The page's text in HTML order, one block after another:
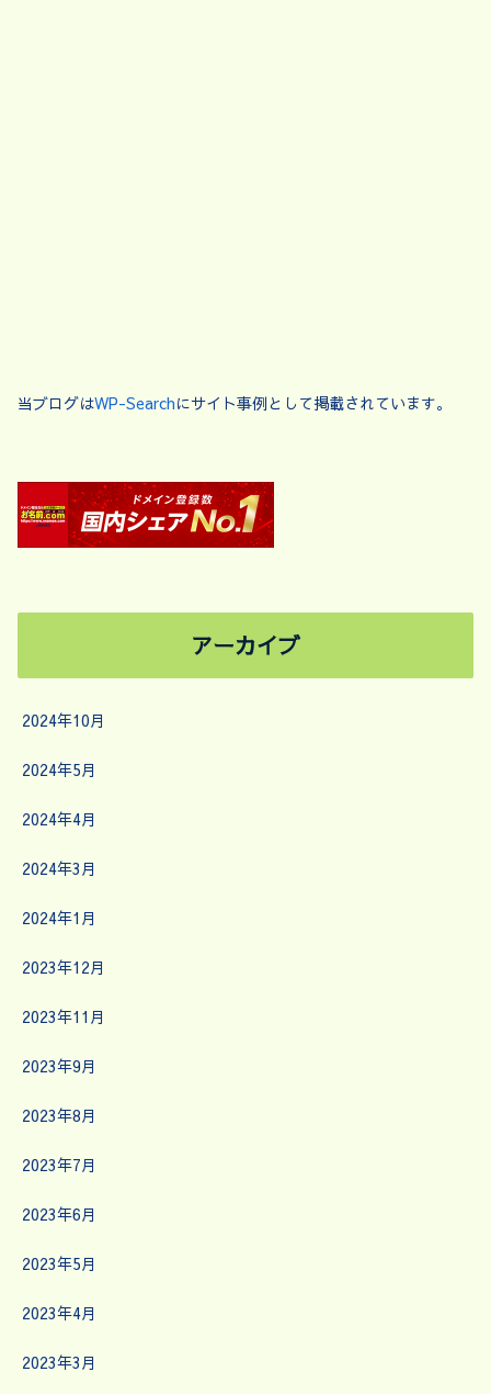
当ブログはWP-Searchにサイト事例として掲載されています。
アーカイブ
2024年10月
2024年5月
2024年4月
2024年3月
2024年1月
2023年12月
2023年11月
2023年9月
2023年8月
2023年7月
2023年6月
2023年5月
2023年4月
2023年3月